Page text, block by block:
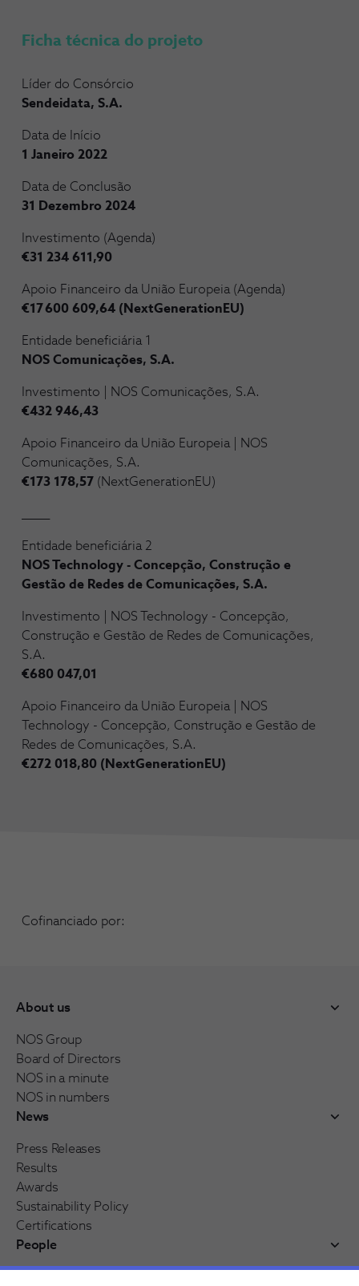
Ficha técnica do projeto
Líder do Consórcio
Sendeidata, S.A.
Data de Início
1 Janeiro 2022
Data de Conclusão
31 Dezembro 2024
Investimento (Agenda)
€31 234 611,90
Apoio Financeiro da União Europeia (Agenda)
€17 600 609,64 (NextGenerationEU)
Entidade beneficiária 1
NOS Comunicações, S.A.
Investimento | NOS Comunicações, S.A.
€432 946,43
Apoio Financeiro da União Europeia | NOS
Comunicações, S.A.
€173 178,57 (NextGenerationEU)
Entidade beneficiária 2
NOS Technology - Concepção, Construção e
Gestão de Redes de Comunicações, S.A.
Investimento | NOS Technology - Concepção,
Construção e Gestão de Redes de Comunicações,
S.A.
€680 047,01
Apoio Financeiro da União Europeia | NOS
Technology - Concepção, Construção e Gestão de
Redes de Comunicações, S.A.
€272 018,80 (NextGenerationEU)
Cofinanciado por:
About us
NOS Group
Board of Directors
NOS in a minute
NOS in numbers
News
Press Releases
Results
Awards
Sustainability Policy
Certifications
People